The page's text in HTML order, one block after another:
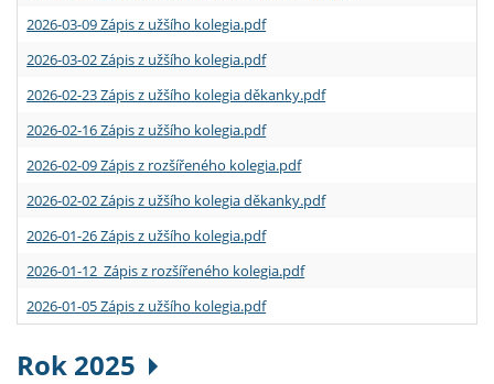
2026-03-09 Zápis z užšího kolegia.pdf
2026-03-02 Zápis z užšího kolegia.pdf
2026-02-23 Zápis z užšího kolegia děkanky.pdf
2026-02-16 Zápis z užšího kolegia.pdf
2026-02-09 Zápis z rozšířeného kolegia.pdf
2026-02-02 Zápis z užšího kolegia děkanky.pdf
2026-01-26 Zápis z užšího kolegia.pdf
2026-01-12 Zápis z rozšířeného kolegia.pdf
2026-01-05 Zápis z užšího kolegia.pdf
Rok 2025